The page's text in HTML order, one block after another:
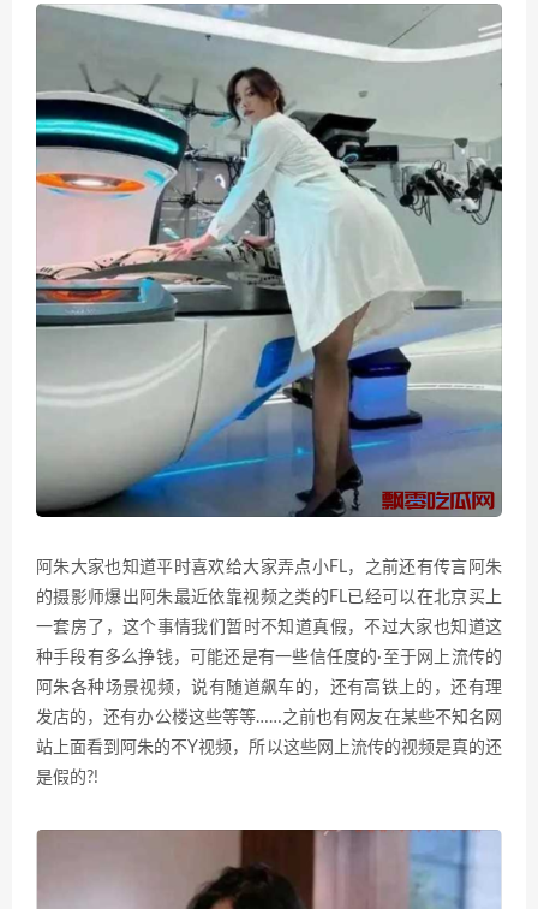
阿朱大家也知道平时喜欢给大家弄点小FL，之前还有传言阿朱
的摄影师爆出阿朱最近依靠视频之类的FL已经可以在北京买上
一套房了，这个事情我们暂时不知道真假，不过大家也知道这
种手段有多么挣钱，可能还是有一些信任度的·至于网上流传的
阿朱各种场景视频，说有随道飙车的，还有高铁上的，还有理
发店的，还有办公楼这些等等……之前也有网友在某些不知名网
站上面看到阿朱的不Y视频，所以这些网上流传的视频是真的还
是假的?!